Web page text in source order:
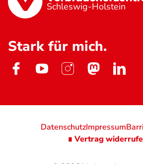
Schleswig-Holstein
Stark für mich.
DatenschutzImpressum
∎ Vertrag